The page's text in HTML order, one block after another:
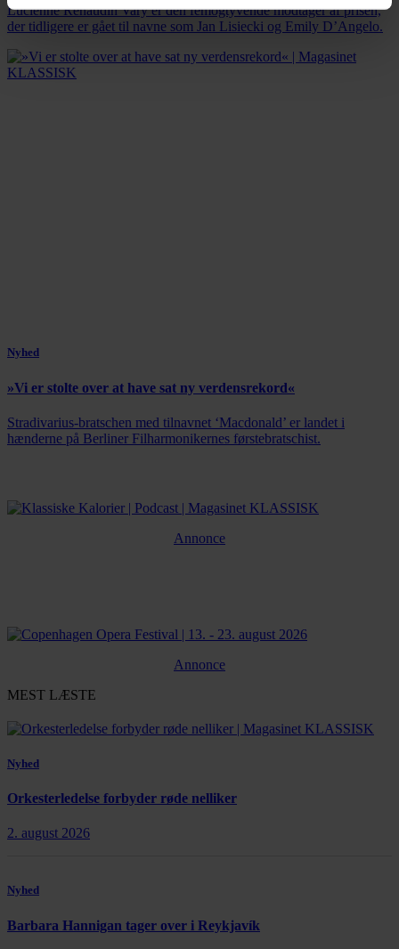
Lucienne Renaudin Vary er den femogtyvende modtager af prisen,
der tidligere er gået til navne som Jan Lisiecki og Emily D’Angelo.
Nyhed
»Vi er stolte over at have sat ny verdensrekord«
Stradivarius-bratschen med tilnavnet ‘Macdonald’ er landet i
hænderne på Berliner Filharmonikernes førstebratschist.
Annonce
Annonce
MEST LÆSTE
Nyhed
Orkesterledelse forbyder røde nelliker
2. august 2026
Nyhed
Barbara Hannigan tager over i Reykjavík